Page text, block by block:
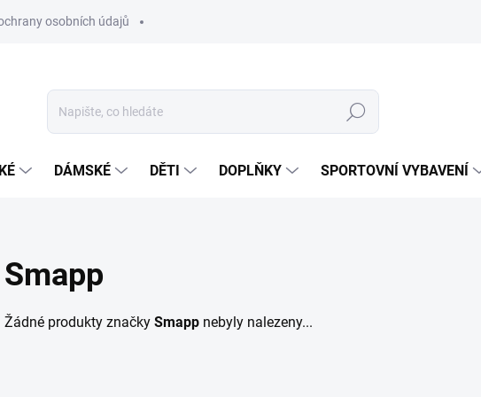
osobních údajů
Hledat
DÁMSKÉ DĚTI DOPLŇKY SPORTOVNÍ VYBAVENÍ
Smapp
Žádné produkty značky Smapp nebyly nalezeny...